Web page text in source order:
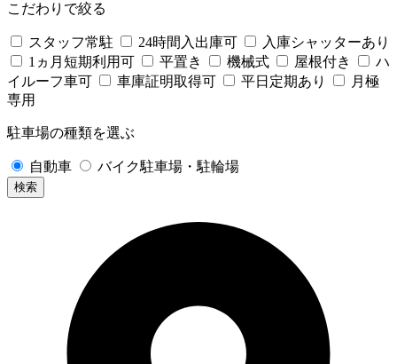
こだわりで絞る
スタッフ常駐 24時間入出庫可
入庫シャッターあり
1ヵ月短期利用可
平置き 機械式 屋根付き
ハ
イルーフ車可
車庫証明取得可 平日定期あり
月極
専用
駐車場の種類を選ぶ
自動車 バイク駐車場・駐輪場
検索